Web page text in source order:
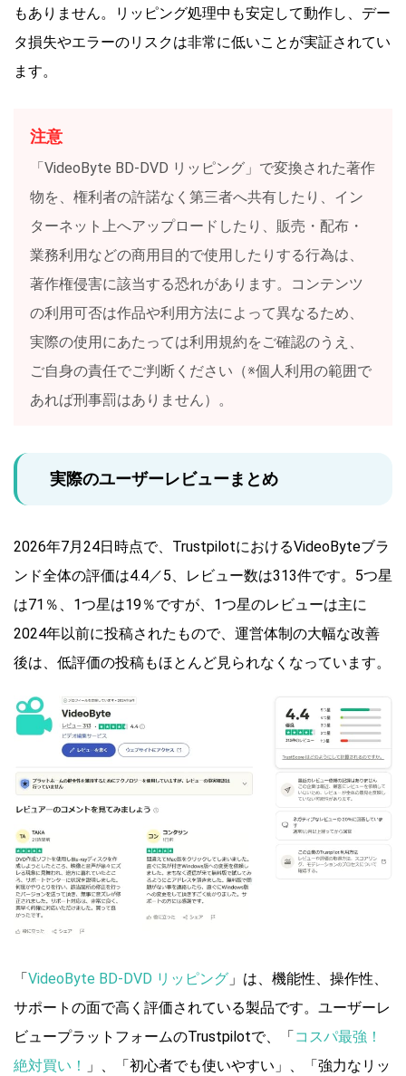
もありません。リッピング処理中も安定して動作し、デー
タ損失やエラーのリスクは非常に低いことが実証されてい
ます。
注意
「VideoByte BD-DVD リッピング」で変換された著作
物を、権利者の許諾なく第三者へ共有したり、イン
ターネット上へアップロードしたり、販売・配布・
業務利用などの商用目的で使用したりする行為は、
著作権侵害に該当する恐れがあります。コンテンツ
の利用可否は作品や利用方法によって異なるため、
実際の使用にあたっては利用規約をご確認のうえ、
ご自身の責任でご判断ください（※個人利用の範囲で
あれば刑事罰はありません）。
実際のユーザーレビューまとめ
2026年7月24日時点で、TrustpilotにおけるVideoByteブラ
ンド全体の評価は4.4／5、レビュー数は313件です。5つ星
は71％、1つ星は19％ですが、1つ星のレビューは主に
2024年以前に投稿されたもので、運営体制の大幅な改善
後は、低評価の投稿もほとんど見られなくなっています。
「VideoByte BD-DVD リッピング 」は、機能性、操作性、
サポートの面で高く評価されている製品です。ユーザーレ
ビュープラットフォームのTrustpilotで、「コスパ最強！
絶対買い！
」、「初心者でも使いやすい」、「強力なリッ